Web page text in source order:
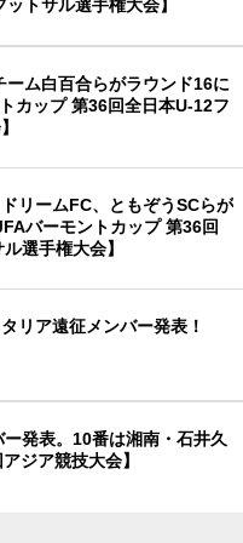
トサル選手権大会】
ーム白百合らがラウンド16に
カップ 第36回全日本U-12フ
リームFC、ともぞうSCらが
バーモントカップ 第36回
選手権大会】
リア遠征メンバー発表！
発表。10番は湘南・石井久
ジア競技大会】